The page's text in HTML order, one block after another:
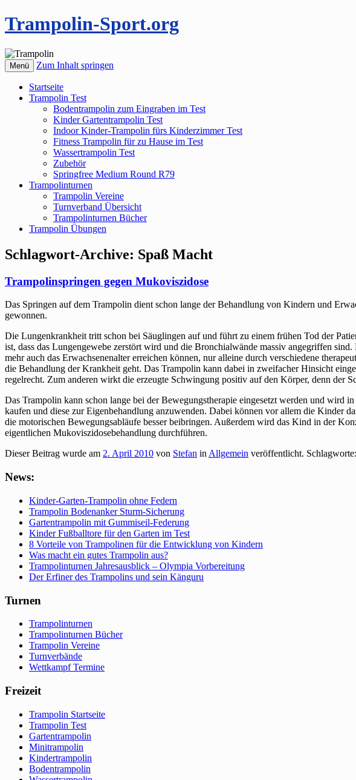
Trampolin-Sport.org
Menü Zum Inhalt springen
Startseite
Trampolin Test
Bodentrampolin zum Eingraben im Test
Kinder Gartentrampolin Test
Indoor Kinder-Trampolin fürs Kinderzimmer Test
Fitness Trampolin für zu Hause im Test
Wassertrampolin Test
Zubehör
Springfree Medium Round R79
Trampolinturnen
Trampolin Vereine
Turnverband Übersicht
Trampolinturnen Bücher
Trampolin Übungen
Schlagwort-Archive: Spaß Macht
Trampolinspringen gegen Mukoviszidose
Das Springen auf dem Trampolin dient schon lange der Behandlung von Kindern und
gewonnen.
Die Lungenkrankheit tritt schon bei Säuglingen auf und führt zu einem frühen Tod der
ist, dass das Lungengewebe zerstört wird und die Bronchialwände massiv angegriffen
mehr auch das Erwachsenenalter erreichen können, nur alleine durch verschiedene
die Behandlung der Krankheit geht. Das Trampolin kann dabei in zweifacher Hinsicht
regelrecht. Zum anderen wirkt die erzeugte Schwingung positiv auf den Körper, denn der
Das Trampolin kann schon lange bei der Bewegungstherapie eingesetzt werden und
kaufen und diese zur Eigenbehandlung anzuwenden. Dabei können vor allem die Kinder
die motorischen Bewegungsabläufe besser beibringen. Außerdem wird das Kind in der
eigentlichen Mukoviszidosebehandlung durchführen.
Dieser Beitrag wurde am 2. April 2010 von Stefan inAllgemein veröffentlicht. Schlagworte:
News:
Kinder-Garten-Trampolin ohne Federn
Trampolin Bodenanker Sturm-Sicherung
Gartentrampolin mit Gummiseil-Federung
Kinder Fußballtore für den Garten im Test
8 Vorteile von Trampolinen für die Entwicklung von Kindern
Was macht ein gutes Trampolin aus?
Trampolinturnen Jahresausblick – Olympia Vorbereitung
Der Erfiner des Trampolins und sein Känguru
Turnen
Trampolinturnen
Trampolinturnen Bücher
Trampolin Vereine
Turnverbände
Wettkampf Termine
Freizeit
Trampolin Startseite
Trampolin Test
Gartentrampolin
Minitrampolin
Kindertrampolin
Bodentrampolin